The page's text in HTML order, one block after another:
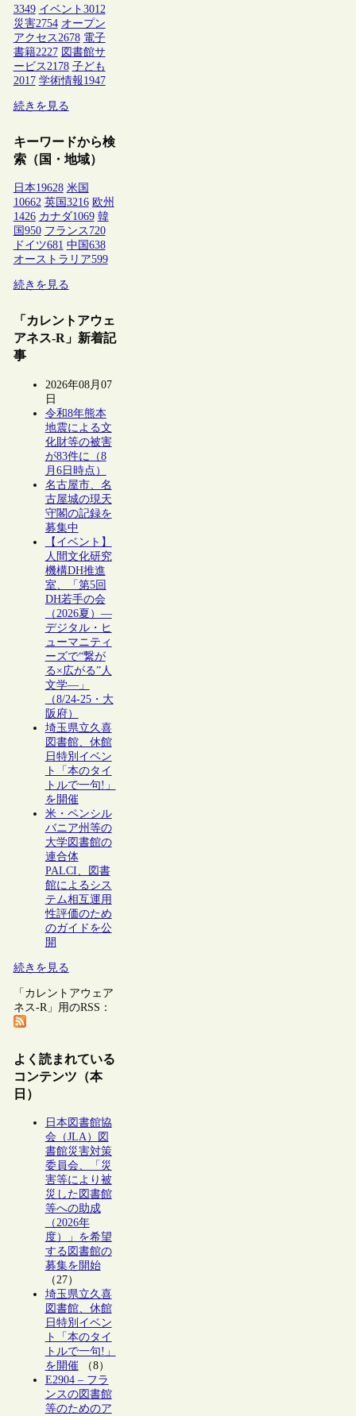
3349 イベント 3012
災害2754 オープン
アクセス 2678 電子
書籍2227 図書館サ
ービス 2178 子ども
2017 学術情報1947
続きを見る
キーワードから検
索（国・地域）
日本19628 米国
10662 英国 3216 欧州
1426 カナダ1069 韓
国 950 フランス 720
ドイツ681 中国 638
オーストラリア599
続きを見る
「カレントアウェ
アネス-R」新着記
事
2026年08月07
日
令和8年熊本
地震による文
化財等の被害
が83件に（8
月6日時点）
名古屋市、名
古屋城の現天
守閣の記録を
募集中
【イベント】
人間文化研究
機構DH推進
室、「第5回
DH若手の会
（2026夏）―
デジタル・ヒ
ューマニティ
ーズで“繋が
る×広がる”人
文学―」
（8/24-25・大
阪府）
埼玉県立久喜
図書館、休館
日特別イベン
ト「本のタイ
トルで一句!」
を開催
米・ペンシル
バニア州等の
大学図書館の
連合体
PALCI、図書
館によるシス
テム相互運用
性評価のため
のガイドを公
開
続きを見る
「カレントアウェア
ネス-R」用のRSS：
よく読まれている
コンテンツ（本
日）
日本図書館協
会（JLA）図
書館災害対策
委員会、「災
害等により被
災した図書館
等への助成
（2026年
度）」を希望
する図書館の
募集を開始
（27）
埼玉県立久喜
図書館、休館
日特別イベン
ト「本のタイ
トルで一句!」
を開催（8）
E2904 – フラ
ンスの図書館
等のためのア